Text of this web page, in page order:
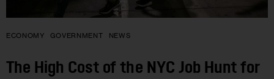
ECONOMY GOVERNMENT NEWS
The High Cost of the NYC Job Hunt for